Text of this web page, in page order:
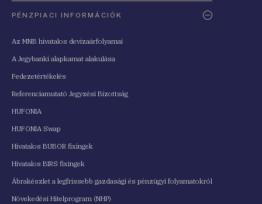
PÉNZPIACI INFORMÁCIÓK
Az MNB hivatalos devizaárfolyamai
A Jegybanki alapkamat alakulása
Fedezetértékelés
Referenciamutató Jegyzési Bizottság
HUFONIA
HUFONIA Swap
Hivatalos BUBOR fixingek
Hivatalos BIRS fixingek
Ábrakészlet a legfrissebb gazdasági és pénzügyi folyamatokról
Növekedési Hitelprogram (NHP)